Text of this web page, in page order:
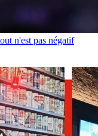
n'est pas négatif